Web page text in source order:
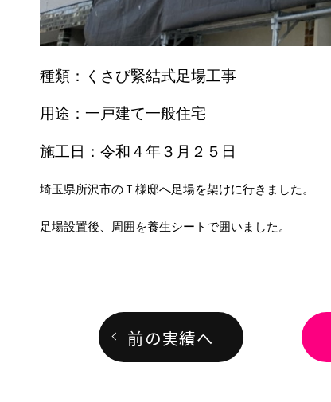
種類：くさび緊結式足場工事
用途：一戸建て一般住宅
施工日：令和４年３月２５日
埼玉県所沢市のＴ様邸へ足場を架けに行きました。
足場設置後、周囲を養生シートで囲いました。
前の実績へ